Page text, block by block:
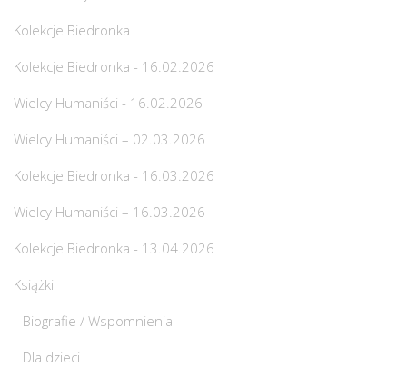
Kolekcje Biedronka
Kolekcje Biedronka - 16.02.2026
Wielcy Humaniści - 16.02.2026
Wielcy Humaniści – 02.03.2026
Kolekcje Biedronka - 16.03.2026
Wielcy Humaniści – 16.03.2026
Kolekcje Biedronka - 13.04.2026
Książki
Biografie / Wspomnienia
Dla dzieci